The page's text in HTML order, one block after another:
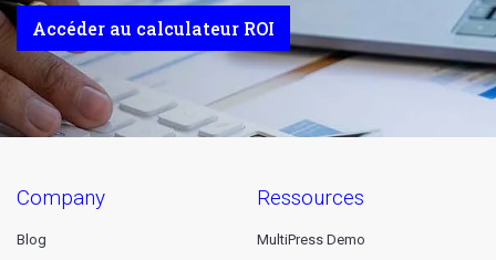
Accéder au calculateur ROI
company
Blog
ressources
MultiPress Demo